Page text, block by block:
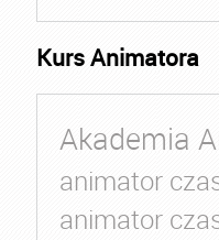
Kurs Animatora
Akademia
animator
animator